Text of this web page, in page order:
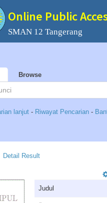
Online Public
SMAN 12 Tangerang
Browse
lanjut - Riwayat Pencarian -
Detail Result
Judul